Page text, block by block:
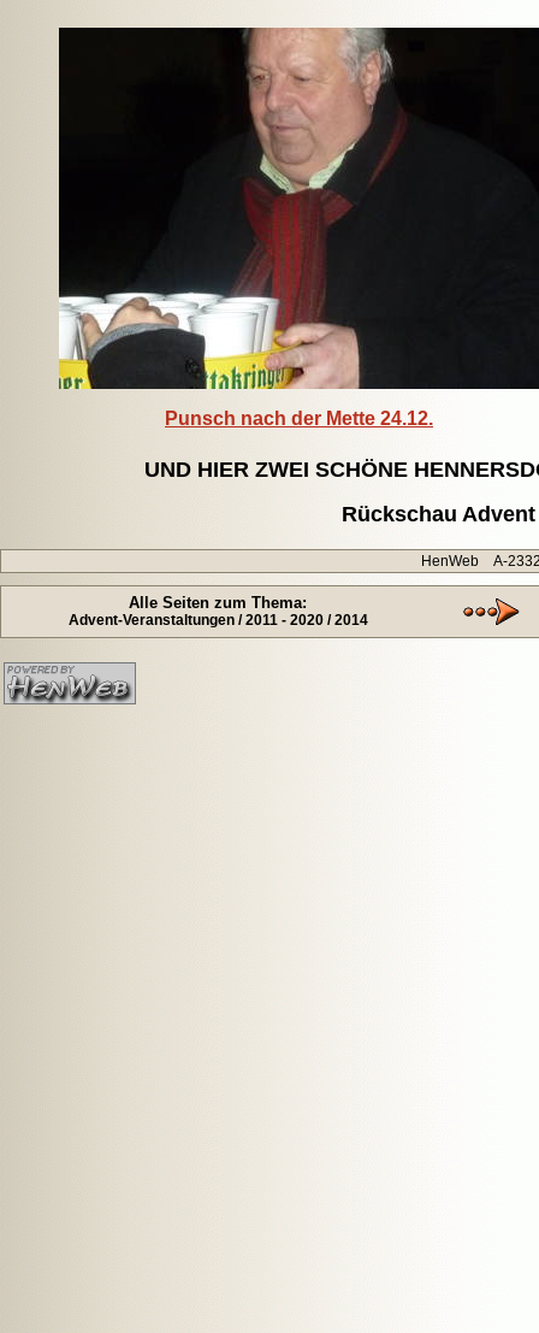
Punsch nach der Mette 24.12.
UND HIER ZWEI SCHÖNE
Rückschau
HenWeb A-
Alle Seiten zum Thema:
Advent-Veranstaltungen / 2011 - 2020 / 2014